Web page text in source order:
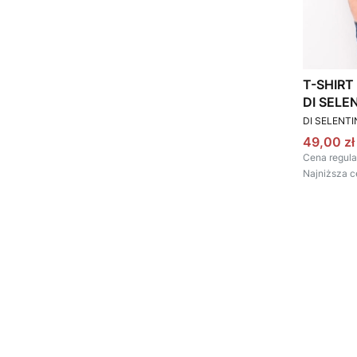
T-
DI
DI
Cena
49,00 zł
Cena
Najniższa